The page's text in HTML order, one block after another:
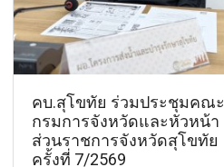
คบ.สุโขทัย ร่วมประชุมคณะ
กรมการจังหวัดและหัวหน้า
ส่วนราชการจังหวัดสุโขทัย
ครั้งที่ 7/2569